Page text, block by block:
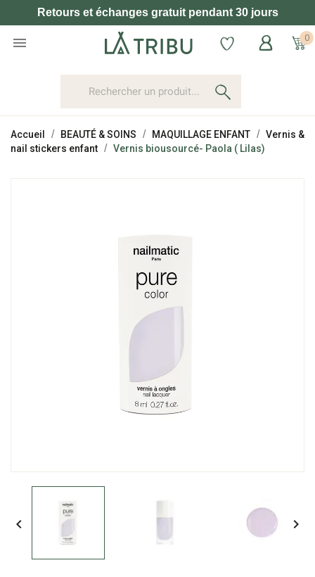
Retours et échanges gratuit pendant 30 jours
 0
Accueil BEAUTÉ & SOINS MAQUILLAGE ENFANT
Vernis &
nail stickers enfant
Vernis biousourcé- Paola ( Lilas)
 